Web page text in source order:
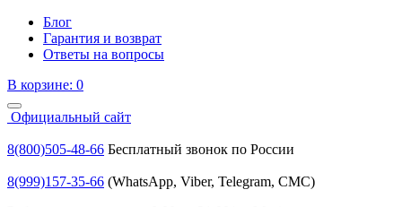
Блог
Гарантия и возврат
Ответы на вопросы
В корзине: 0
Официальный сайт
8(800)505-48-66 Бесплатный звонок по России
8(999)157-35-66 (WhatsApp, Viber, Telegram, СМС)